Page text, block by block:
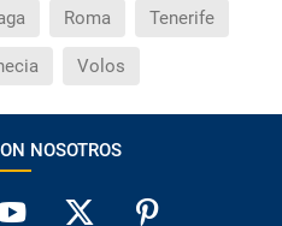
Roma Tenerife
Volos
NOSOTROS